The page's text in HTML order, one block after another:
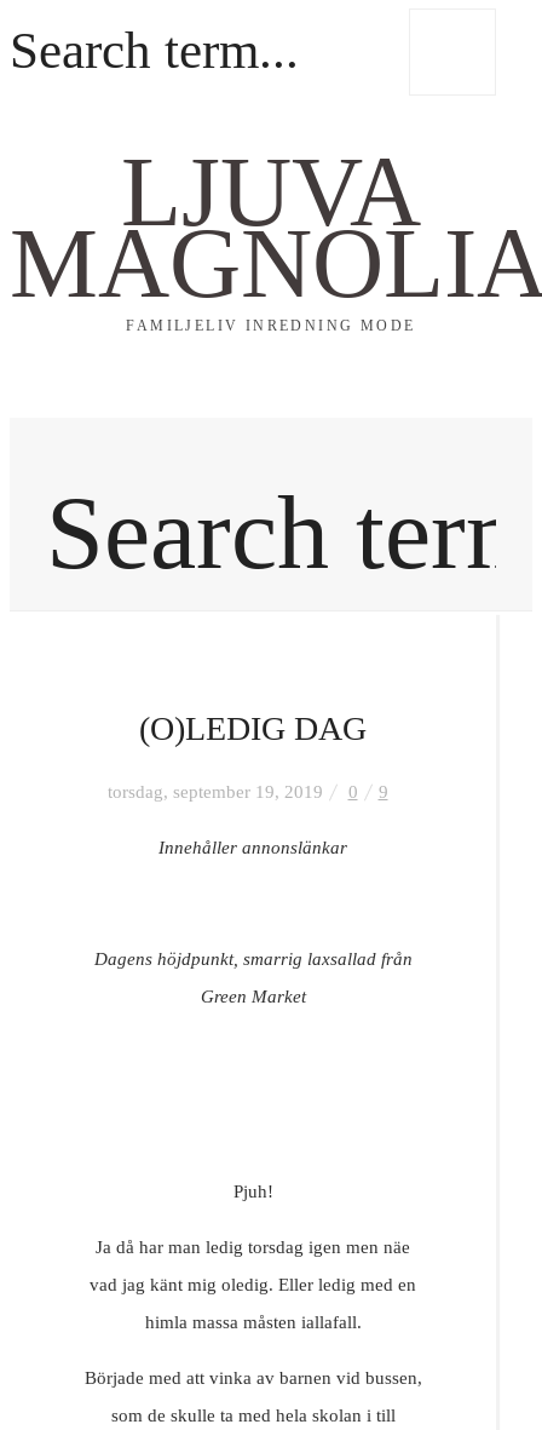
LJUVA
FAMILJELIV INREDNING MODE
Inredning
FRÅGOR & SVAR
DIY
(O)LEDIG DAG
torsdag, september 19, 2019 0 9
Innehåller annonslänkar
Dagens höjdpunkt, smarrig laxsallad från
Green Market
Pjuh!
Ja då har man ledig torsdag igen men näe
vad jag känt mig oledig. Eller ledig med en
himla massa måsten iallafall.
Började med att vinka av barnen vid bussen,
som de skulle ta med hela skolan i till